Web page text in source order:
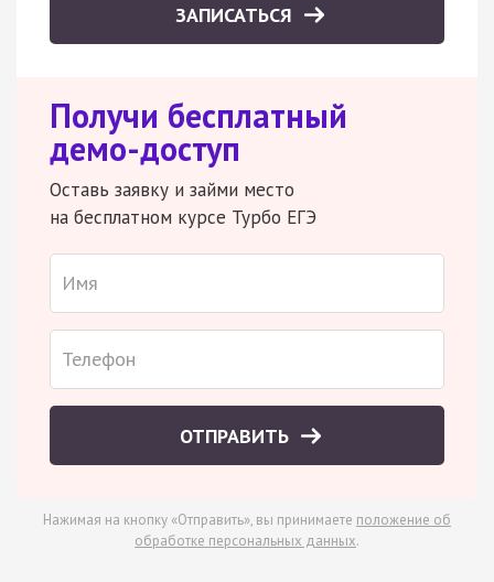
ЗАПИСАТЬСЯ
Получи бесплатный
демо-доступ
Оставь заявку и займи место
на бесплатном курсе Турбо ЕГЭ
ОТПРАВИТЬ
Нажимая на кнопку «Отправить», вы принимаете положение об
обработке персональных данных.